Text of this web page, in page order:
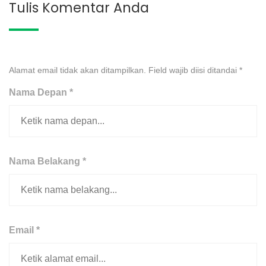
Tulis Komentar Anda
Alamat email tidak akan ditampilkan. Field wajib diisi ditandai *
Nama Depan *
Nama Belakang *
Email *